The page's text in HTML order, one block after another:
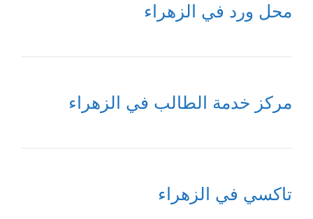
محل ورد في الزهراء
مركز خدمة الطالب في الزهراء
تاكسي في الزهراء